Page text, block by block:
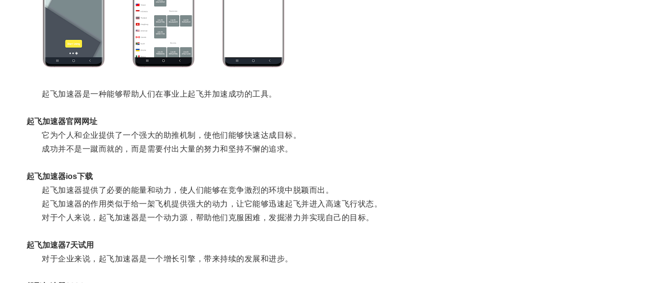
起飞加速器是一种能够帮助人们在事业上起飞并加速成功的工具。
起飞加速器官网网址
它为个人和企业提供了一个强大的助推机制，使他们能够快速达成目标。
成功并不是一蹴而就的，而是需要付出大量的努力和坚持不懈的追求。
起飞加速器ios下载
起飞加速器提供了必要的能量和动力，使人们能够在竞争激烈的环境中脱颖而出。
起飞加速器的作用类似于给一架飞机提供强大的动力，让它能够迅速起飞并进入高速飞行状态。
对于个人来说，起飞加速器是一个动力源，帮助他们克服困难，发掘潜力并实现自己的目标。
起飞加速器7天试用
对于企业来说，起飞加速器是一个增长引擎，带来持续的发展和进步。